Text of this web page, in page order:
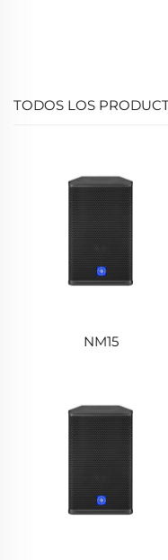
TODOS LOS
NM15